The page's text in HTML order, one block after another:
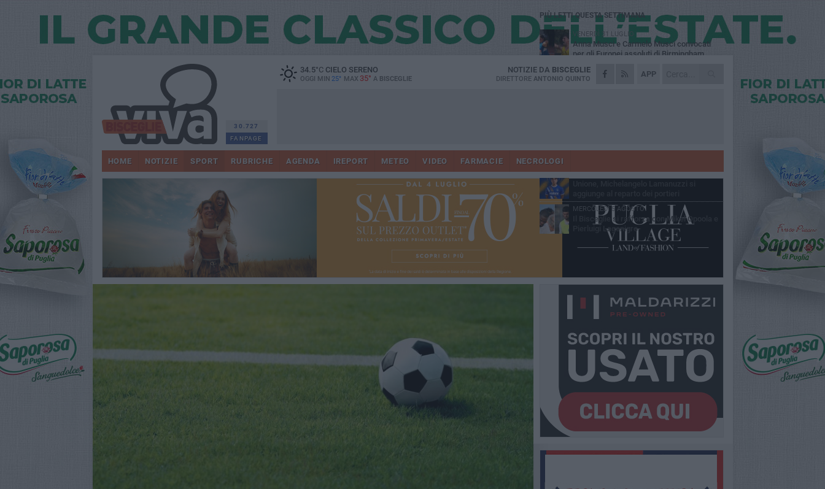
30.727
FANPAGE
34.5°CCIELO SERENO
OGGI MIN 25° MAX 35° A BISCEGLIE
APP
NOTIZIE DA BISCEGLIE
DIRETTORE ANTONIO QUINTO
HOME NOTIZIE SPORT RUBRICHE AGENDA IREPORT METEO VIDEO FARMACIE NECROLOGI
PIÙ LETTI QUESTA SETTIMANA
VENERDÌ 31 LUGLIO
Anna Musci e Carmelo Musci convocati
per gli Europei assoluti di Birmingham
LUNEDÌ 3 AGOSTO
Simone Franceschi, una solida certezza
Unione, in difesa arriva Francesco Lorusso
SABATO 1 AGOSTO
MERCOLEDÌ 5 AGOSTO
Il Bisceglie si rafforza con Mikel Opoola e
Pierluigi Lagonigro